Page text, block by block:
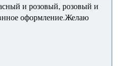
и розовый, розовый и
оформление.Желаю